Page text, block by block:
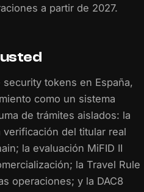
a partir de 2027.
tokens en España,
como un sistema
de trámites aislados: la
verificación del titular real
la evaluación MiFID II
la Travel Rule
operaciones; y la DAC8